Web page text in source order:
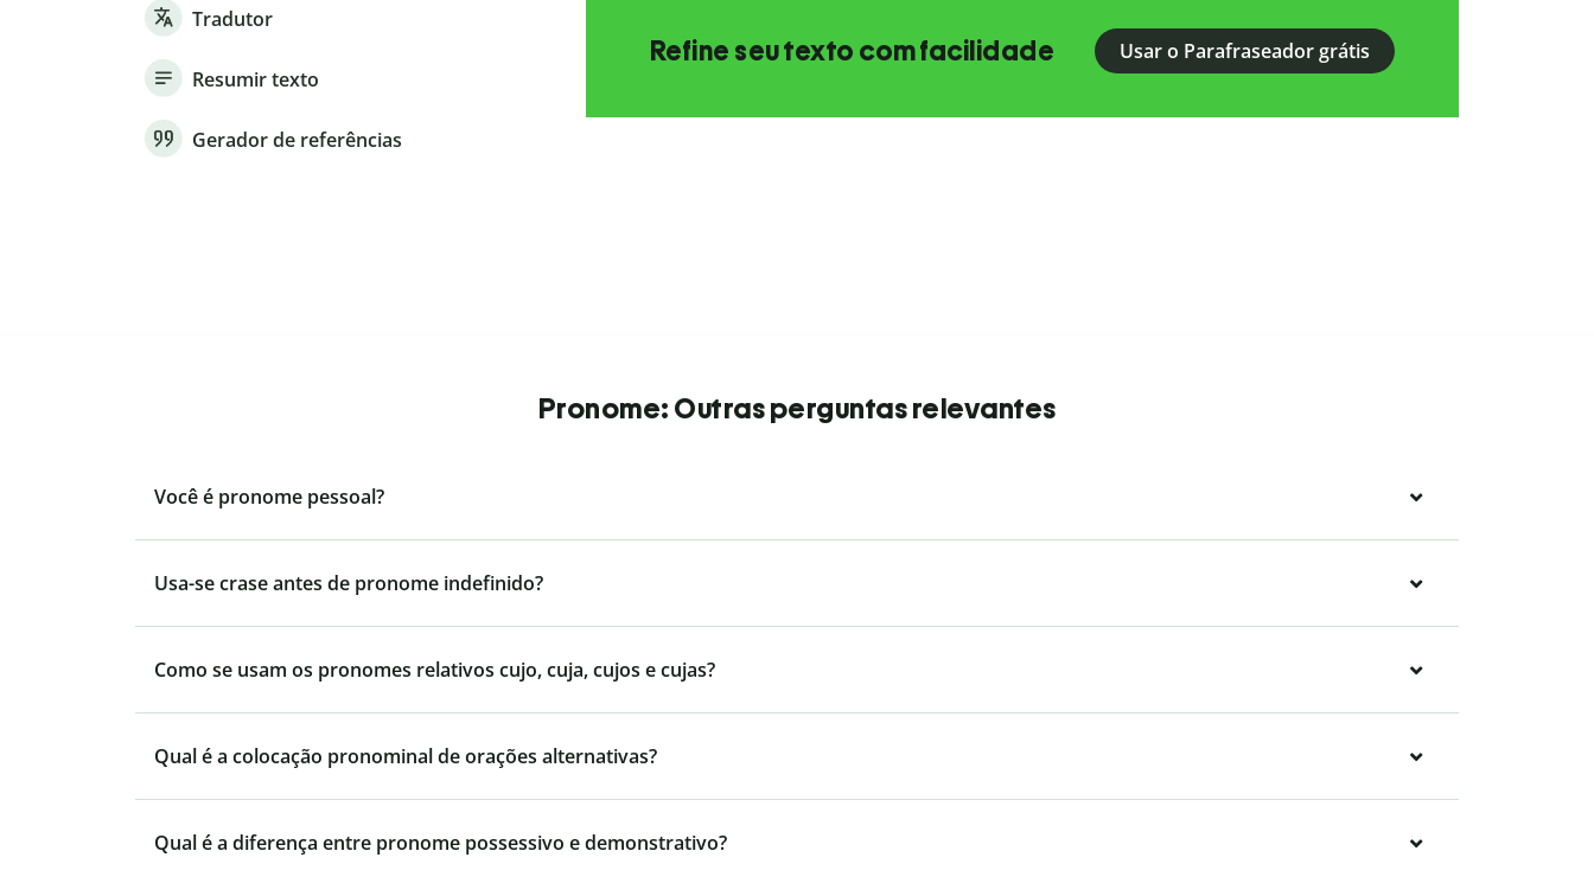
Tradutor
Resumir texto
Gerador de referências
Refine seu texto com facilidade Usar o Parafraseador grátis
Pronome: Outras perguntas relevantes
Você é pronome pessoal?
Usa-se crase antes de pronome indefinido?
Como se usam os pronomes relativos cujo, cuja, cujos e cujas?
Qual é a colocação pronominal de orações alternativas?
Qual é a diferença entre pronome possessivo e demonstrativo?